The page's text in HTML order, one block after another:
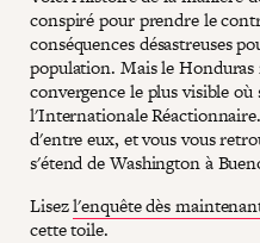
conspiré pour prendre le
conséquences désastreuses
population. Mais le
convergence le plus visible
l'Internationale
d'entre eux, et vous vous
s'étend de Washington à
Lisezl'enquête dès
cette toile.